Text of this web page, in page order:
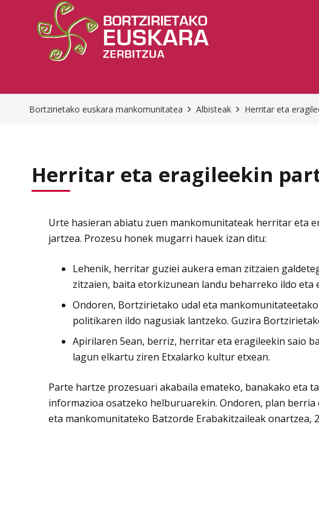
Bortzirietako euskara mankomunitatea Albisteak Herritar eta
Herritar eta eragileekin
Urte hasieran abiatu zuen mankomunitateak herritar eta
jartzea. Prozesu honek mugarri hauek izan ditu:
Lehenik, herritar guziei aukera eman zitzaien
zitzaien, baita etorkizunean landu beharreko ildo
Ondoren, Bortzirietako udal eta
politikaren ildo nagusiak lantzeko. Guzira
Apirilaren 5ean, berriz, herritar eta eragileekin saio
lagun elkartu ziren Etxalarko kultur etxean.
Parte hartze prozesuari akabaila emateko, banakako eta
informazioa osatzeko helburuarekin. Ondoren, plan
eta mankomunitateko Batzorde Erabakitzaileak onartzea,